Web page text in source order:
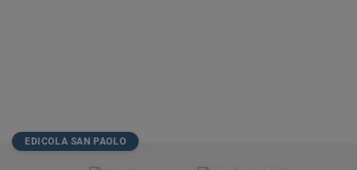
Contatti
EDICOLA SAN PAOLO